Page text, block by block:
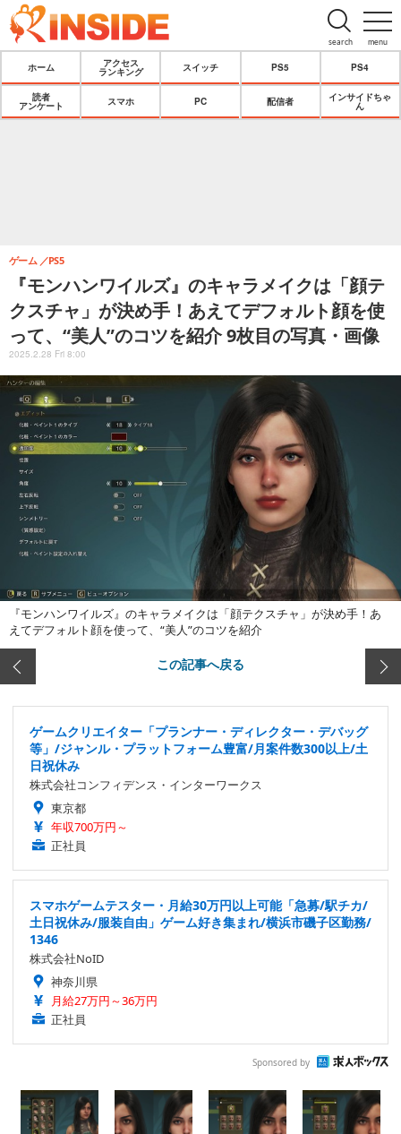
menu
search
ホーム
アクセス
ランキング
スイッチ PS5 PS4
読者
アンケート
スマホ PC 配信者
インサイドちゃ
ん
『モンハンワイルズ』のキャラメイクは「顔テ
クスチャ」が決め手！あえてデフォルト顔を使
って、“美人”のコツを紹介 9枚目の写真・画像
ゲーム PS5
2025.2.28 Fri 8:00
『モンハンワイルズ』のキャラメイクは「顔テクスチャ」が決め手！あ
えてデフォルト顔を使って、“美人”のコツを紹介
この記事へ戻る
ゲームクリエイター「プランナー・ディレクター・デバッグ
等」/ジャンル・プラットフォーム豊富/月案件数300以上/土
日祝休み
株式会社コンフィデンス・インターワークス
東京都
年収700万円～
正社員
スマホゲームテスター・月給30万円以上可能「急募/駅チカ/
土日祝休み/服装自由」ゲーム好き集まれ/横浜市磯子区勤務/
1346
株式会社NoID
神奈川県
月給27万円～36万円
正社員
Sponsored by